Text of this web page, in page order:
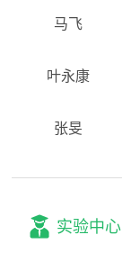
马飞
叶永康
张旻
实验中心